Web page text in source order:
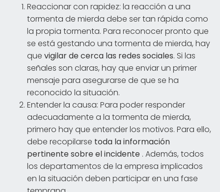
Reaccionar con rapidez: la reacción a una
tormenta de mierda debe ser tan rápida como
la propia tormenta. Para reconocer pronto que
se está gestando una tormenta de mierda, hay
que vigilar de cerca las redes sociales. Si las
señales son claras, hay que enviar un primer
mensaje para asegurarse de que se ha
reconocido la situación.
Entender la causa: Para poder responder
adecuadamente a la tormenta de mierda,
primero hay que entender los motivos. Para ello,
debe recopilarse toda la información
pertinente sobre el incidente . Además, todos
los departamentos de la empresa implicados
en la situación deben participar en una fase